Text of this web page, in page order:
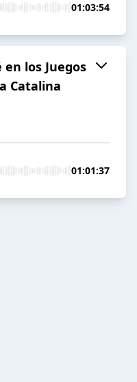
01:03:54
en los Juegos
Catalina
01:01:37